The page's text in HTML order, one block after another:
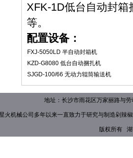
XFK-1D低台自动封箱
等。
配置设备：
FXJ-5050LD 半自动封箱机
KZD-G8080 低台自动捆扎机
SJGD-100/66 无动力辊筒输送机
地址：长沙市雨花区万家丽路
火机械公司多年以来一直致力于研究与制造剁辣
版权所有